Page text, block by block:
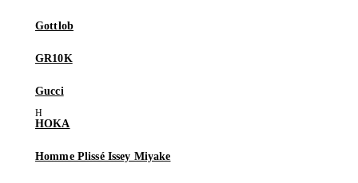
Gottlob
GR10K
Gucci
HOKA
Homme Plissé Issey Miyake